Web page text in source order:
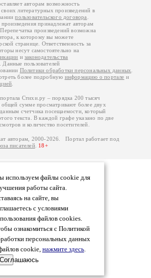
используем файлы cookie для
работы сайта.
на сайте, вы
с условиями
файлов cookies.
ознакомиться с Политикой
персональных данных
cookie, нажмите здесь.
Соглашаюсь
авторам возможность
литературных произведений в
пользовательского договора
принадлежат авторам
. Перепечатка произведений возможна
к которому вы можете
странице. Ответственность за
несут самостоятельно на
изаконодательства
. Данные пользователей
Политики обработки персональных данных
более подробную информацию о портале и
Стихи.ру – порядка 200 тысяч
общей сумме просматривают более двух
счетчика посещаемости, который
текста. В каждой графе указано по две
и количество посетителей.
авторам, 2000-2026. Портал работает под
писателей. 18+